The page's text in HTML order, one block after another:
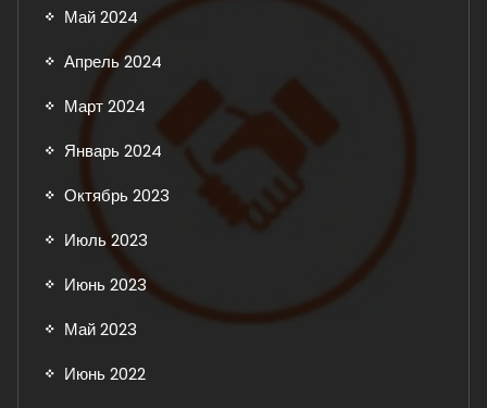
Май 2024
Апрель 2024
Март 2024
Январь 2024
Октябрь 2023
Июль 2023
Июнь 2023
Май 2023
Июнь 2022